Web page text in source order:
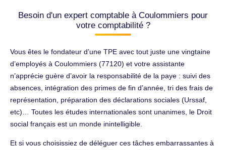
Besoin d'un expert comptable à Coulommiers pour
votre comptabilité ?
Vous êtes le fondateur d’une TPE avec tout juste une vingtaine
d’employés à Coulommiers (77120) et votre assistante
n’apprécie guère d’avoir la responsabilité de la paye : suivi des
absences, intégration des primes de fin d’année, tri des frais de
représentation, préparation des déclarations sociales (Urssaf,
etc)… Toutes les études internationales sont unanimes, le Droit
social français est un monde inintelligible.
Et si vous choisissiez de déléguer ces tâches embarrassantes à